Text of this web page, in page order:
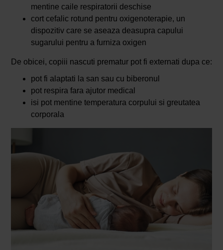
mentine caile respiratorii deschise
cort cefalic rotund pentru oxigenoterapie, un
dispozitiv care se aseaza deasupra capului
sugarului pentru a furniza oxigen
De obicei, copiii nascuti prematur pot fi externati dupa ce:
pot fi alaptati la san sau cu biberonul
pot respira fara ajutor medical
isi pot mentine temperatura corpului si greutatea
corporala